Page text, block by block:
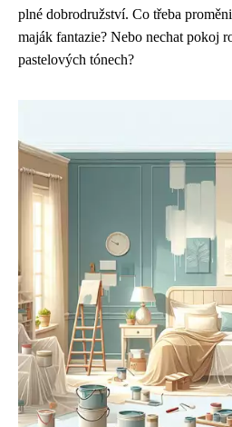
plné dobrodružství. Co třeba
maják fantazie? Nebo nechat pokoj
pastelových tónech?